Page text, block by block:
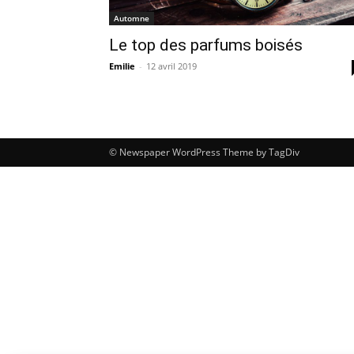
Automne
Le top des parfums boisés
Emilie - 12 avril 2019
© Newspaper WordPress Theme by TagDiv